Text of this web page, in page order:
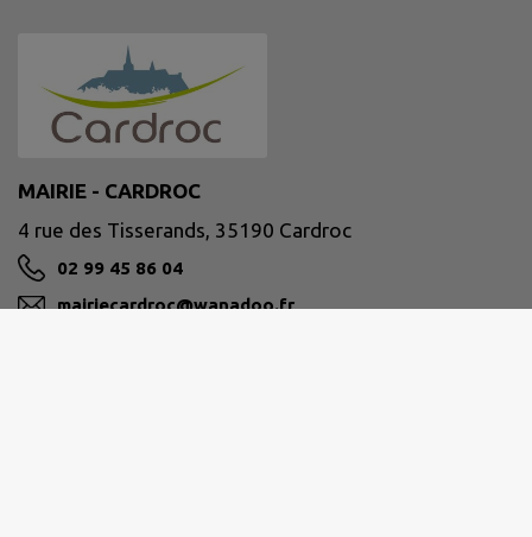
MAIRIE - CARDROC
4 rue des Tisserands, 35190 Cardroc
02 99 45 86 04
mairiecardroc@wanadoo.fr